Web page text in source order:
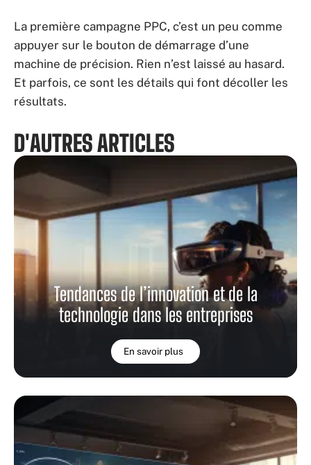
La première campagne PPC, c’est un peu comme
appuyer sur le bouton de démarrage d’une
machine de précision. Rien n’est laissé au hasard.
Et parfois, ce sont les détails qui font décoller les
résultats.
D'AUTRES ARTICLES
Tendances de l’innovation et de la
technologie dans les entreprises
En savoir plus